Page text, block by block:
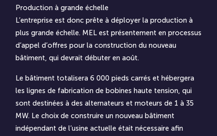
Production à grande échelle
L’entreprise est donc prête à déployer la production à
plus grande échelle. MEL est présentement en processus
d’appel d’offres pour la construction du nouveau
bâtiment, qui devrait débuter en août.
Le bâtiment totalisera 6 000 pieds carrés et hébergera
les lignes de fabrication de bobines haute tension, qui
sont destinées à des alternateurs et moteurs de 1 à 35
MW. Le choix de construire un nouveau bâtiment
indépendant de l’usine actuelle était nécessaire afin